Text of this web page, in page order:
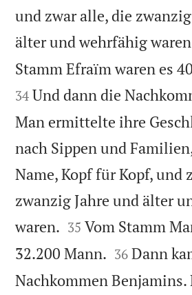
und zwar alle, die
älter und wehrfähig
Stamm Efraïm waren es
34 Und dann die
Man ermittelte ihre
nach Sippen und
Name, Kopf für Kopf, und
zwanzig Jahre und älter
waren. 

35 Vom Stamm
32.200 Mann. 

36 Dann
Nachkommen